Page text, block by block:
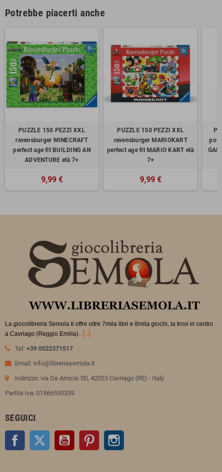
Potrebbe piacerti anche
PUZZLE 150 PEZZI XXL
ravensburger MINECRAFT
perfect age fit BUILDING AN
ADVENTURE età 7+
9,99 €
PUZZLE 150 PEZZI XXL
ravensburger MARIOKART
perfect age fit MARIO KART età
7+
9,99 €
La giocolibreria Semola ti offre oltre 7mila libri e 8mila giochi, la trovi in centro
a Cavriago (Reggio Emilia).. [...]
Tel: +39 0522371517
Email: info@libreriasemola.it
indirizzo: via De Amicis 5D, 42025 Cavriago (RE) - Italy
Partita Iva: 01566550339
SEGUICI
Facebook Twitter YouTube Pinterest